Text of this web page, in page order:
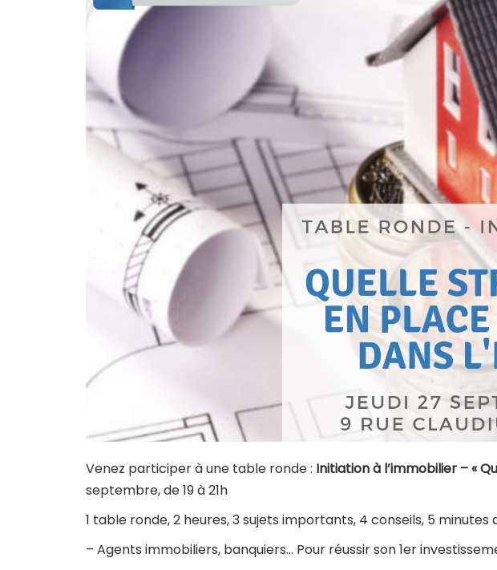
Venez participer à une table ronde : Initiation à l’immobilier – «
septembre, de 19 à 21h
1 table ronde, 2 heures, 3 sujets importants, 4 conseils, 5
– Agents immobiliers, banquiers… Pour réussir son 1er